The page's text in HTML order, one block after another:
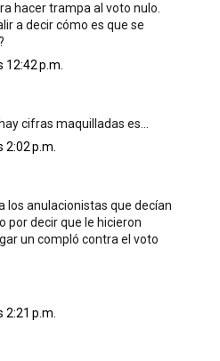
hacer trampa al voto nulo.
a decir cómo es que se
12:42 p.m.
cifras maquilladas es...
2:02 p.m.
los anulacionistas que decían
por decir que le hicieron
un compló contra el voto
2:21 p.m.